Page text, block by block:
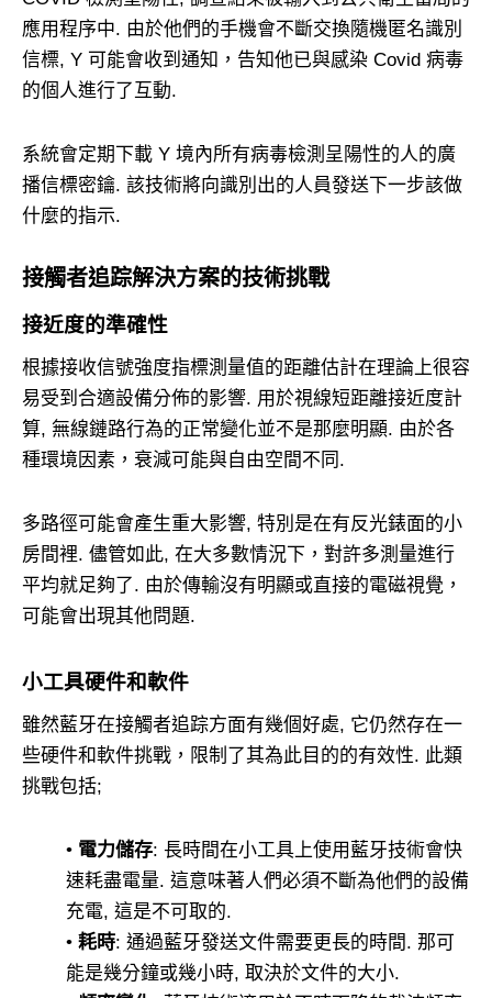
應用程序中. 由於他們的手機會不斷交換隨機匿名識別
信標, Y 可能會收到通知，告知他已與感染 Covid 病毒
的個人進行了互動.
系統會定期下載 Y 境內所有病毒檢測呈陽性的人的廣
播信標密鑰. 該技術將向識別出的人員發送下一步該做
什麼的指示.
接觸者追踪解決方案的技術挑戰
接近度的準確性
根據接收信號強度指標測量值的距離估計在理論上很容
易受到合適設備分佈的影響. 用於視線短距離接近度計
算, 無線鏈路行為的正常變化並不是那麼明顯. 由於各
種環境因素，衰減可能與自由空間不同.
多路徑可能會產生重大影響, 特別是在有反光錶面的小
房間裡. 儘管如此, 在大多數情況下，對許多測量進行
平均就足夠了. 由於傳輸沒有明顯或直接的電磁視覺，
可能會出現其他問題.
小工具硬件和軟件
雖然藍牙在接觸者追踪方面有幾個好處, 它仍然存在一
些硬件和軟件挑戰，限制了其為此目的的有效性. 此類
挑戰包括;
• 電力儲存: 長時間在小工具上使用藍牙技術會快
速耗盡電量. 這意味著人們必須不斷為他們的設備
充電, 這是不可取的.
• 耗時: 通過藍牙發送文件需要更長的時間. 那可
能是幾分鐘或幾小時, 取決於文件​​的大小.